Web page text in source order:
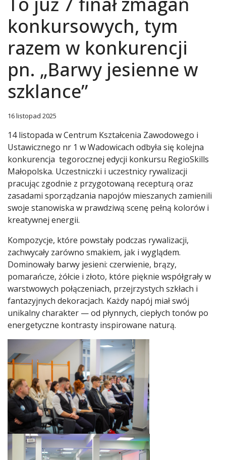
konkursowych, tym
razem w konkurencji
pn. „Barwy jesienne w
szklance”
16 listopad 2025
14 listopada w Centrum Kształcenia Zawodowego i
Ustawicznego nr 1 w Wadowicach odbyła się kolejna
konkurencja tegorocznej edycji konkursu RegioSkills
Małopolska. Uczestniczki i uczestnicy rywalizacji
pracując zgodnie z przygotowaną recepturą oraz
zasadami sporządzania napojów mieszanych zamienili
swoje stanowiska w prawdziwą scenę pełną kolorów i
kreatywnej energii.
Kompozycje, które powstały podczas rywalizacji,
zachwycały zarówno smakiem, jak i wyglądem.
Dominowały barwy jesieni: czerwienie, brązy,
pomarańcze, żółcie i złoto, które pięknie współgrały w
warstwowych połączeniach, przejrzystych szkłach i
fantazyjnych dekoracjach. Każdy napój miał swój
unikalny charakter — od płynnych, ciepłych tonów po
energetyczne kontrasty inspirowane naturą.